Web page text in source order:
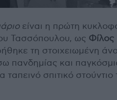
είναι η πρώτη
Τασσόπουλου, ως Φίλος
τη στοιχειωμένη
πανδημίας και
ταπεινό σπιτικό στούντιο